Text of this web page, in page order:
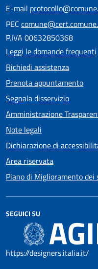
E-mail
PEC
P.IVA 00632850368
Leggi le domande frequenti
Richiedi assistenza
Prenota appuntamento
Segnala disservizio
Amministrazione
Note legali
Dichiarazione di
Area riservata
Piano di Miglioramento dei
SEGUICI SU
https://designers.italia.it/